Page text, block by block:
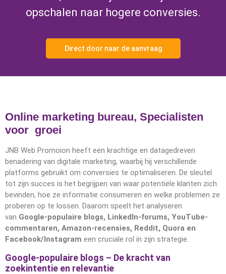
opschalen naar hogere conversies.
Direct door naar de aanvraag
Online marketing bureau, Specialisten
voor groei
JNB Web Promoion heeft een krachtige en datagedreven
benadering van digitale marketing, waarbij hij verschillende
platforms gebruikt om conversies te optimaliseren. De sleutel
tot zijn succes is het begrijpen van waar potentiële klanten zich
bevinden, hoe ze informatie consumeren en welke problemen ze
proberen op te lossen. Daarom speelt het analyseren
van Google-populaire blogs, LinkedIn-forums, YouTube-
commentaren, Amazon-recensies, Reddit, Quora en
Facebook/Instagram een cruciale rol in zijn strategie.
Google-populaire blogs – De kracht van
zoekintentie en relevantie